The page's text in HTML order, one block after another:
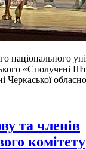
національного
«Сполучені
Черкаської
та членів
комітету